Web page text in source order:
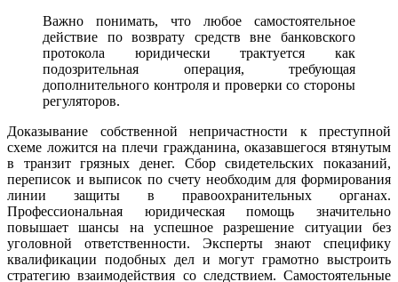
Важно понимать, что любое самостоятельное
действие по возврату средств вне банковского
протокола юридически трактуется как
подозрительная операция, требующая
дополнительного контроля и проверки со стороны
регуляторов.
Доказывание собственной непричастности к преступной
схеме ложится на плечи гражданина, оказавшегося втянутым
в транзит грязных денег. Сбор свидетельских показаний,
переписок и выписок по счету необходим для формирования
линии защиты в правоохранительных органах.
Профессиональная юридическая помощь значительно
повышает шансы на успешное разрешение ситуации без
уголовной ответственности. Эксперты знают специфику
квалификации подобных дел и могут грамотно выстроить
стратегию взаимодействия со следствием. Самостоятельные